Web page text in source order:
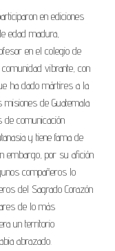
en ediciones
edad madura,
en el colegio de
vibrante, con
ha dado mártires a la
misiones de Guatemala
de comunicación
y tiene fama de
embargo, por su afición
compañeros lo
del Sagrado Corazón
de lo más
un territorio
abrazado.